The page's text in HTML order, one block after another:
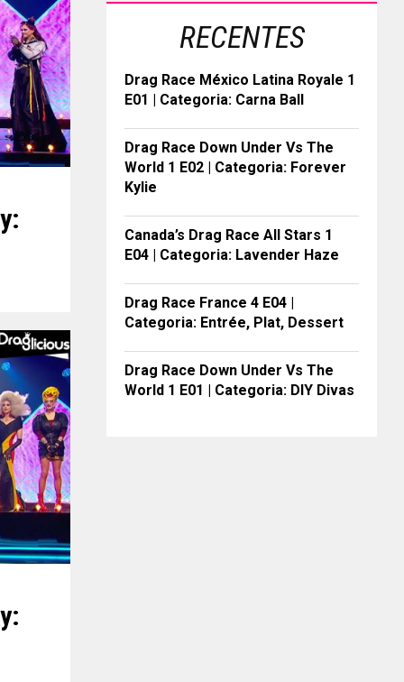
RECENTES
Drag Race México Latina Royale 1
E01 | Categoria: Carna Ball
Drag Race Down Under Vs The
World 1 E02 | Categoria: Forever
Kylie
Canada’s Drag Race All Stars 1
E04 | Categoria: Lavender Haze
Drag Race France 4 E04 |
Categoria: Entrée, Plat, Dessert
Drag Race Down Under Vs The
World 1 E01 | Categoria: DIY Divas